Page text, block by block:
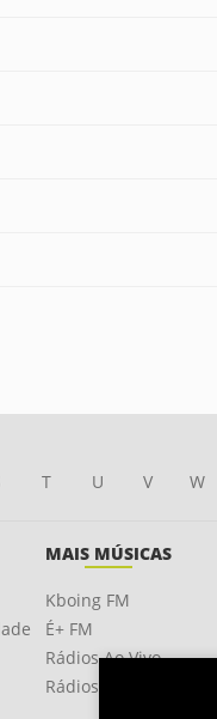
T U V W
MAIS MÚSICAS
Kboing FM
É+ FM
Rádios Ao Vivo
Rádios OnLine